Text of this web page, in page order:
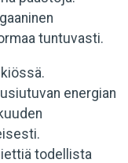
tuntuvasti.
energian
todellista